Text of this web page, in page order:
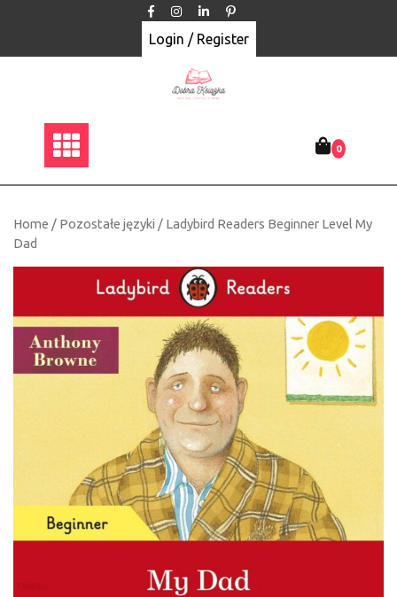
Login / Register
0
Home / Pozostałe języki / Ladybird Readers Beginner Level My
Dad